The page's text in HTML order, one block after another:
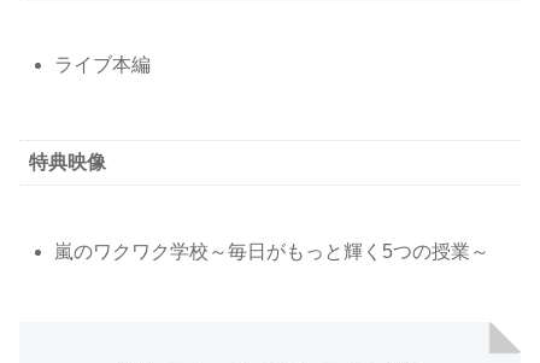
ライブ本編
特典映像
嵐のワクワク学校～毎日がもっと輝く5つの授業～